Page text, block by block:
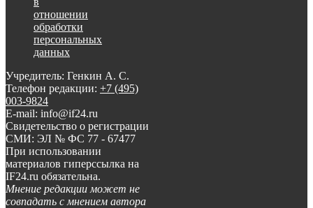
отношении
обработки
персональных
данных
Учредитель: Генкин А. С.
Телефон редакции: +7 (495)
003-9824
E-mail: info@if24.ru
Свидетельство о регистрации
СМИ: ЭЛ № ФС 77 - 67477
При использовании
материалов гиперссылка на
IF24.ru обязательна.
Мнение редакции может не
совпадать с мнением автора